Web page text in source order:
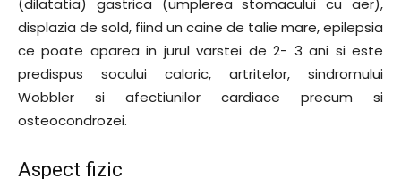
(dilatatia) gastrica (umplerea stomacului cu aer),
displazia de sold, fiind un caine de talie mare, epilepsia
ce poate aparea in jurul varstei de 2- 3 ani si este
predispus socului caloric, artritelor, sindromului
Wobbler si afectiunilor cardiace precum si
osteocondrozei.
Aspect fizic